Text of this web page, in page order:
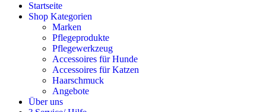
Startseite
Shop Kategorien
Marken
Pflegeprodukte
Pflegewerkzeug
Accessoires für Hunde
Accessoires für Katzen
Haarschmuck
Angebote
Über uns